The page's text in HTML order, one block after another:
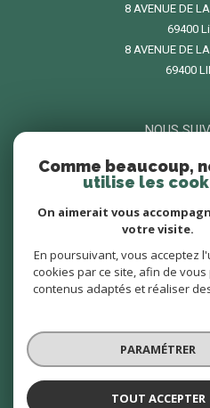
8 AVENUE DE
69400
8 AVENUE DE
69400
NOUS
© 2026 | Tous droits réservés |
Comme beaucoup,
utilise les
On aimerait vous
votre visite.
En poursuivant, vous acceptez
cookies par ce site, afin de
contenus adaptés et réaliser
PARAMÉTRER
TOUT ACCEPTER